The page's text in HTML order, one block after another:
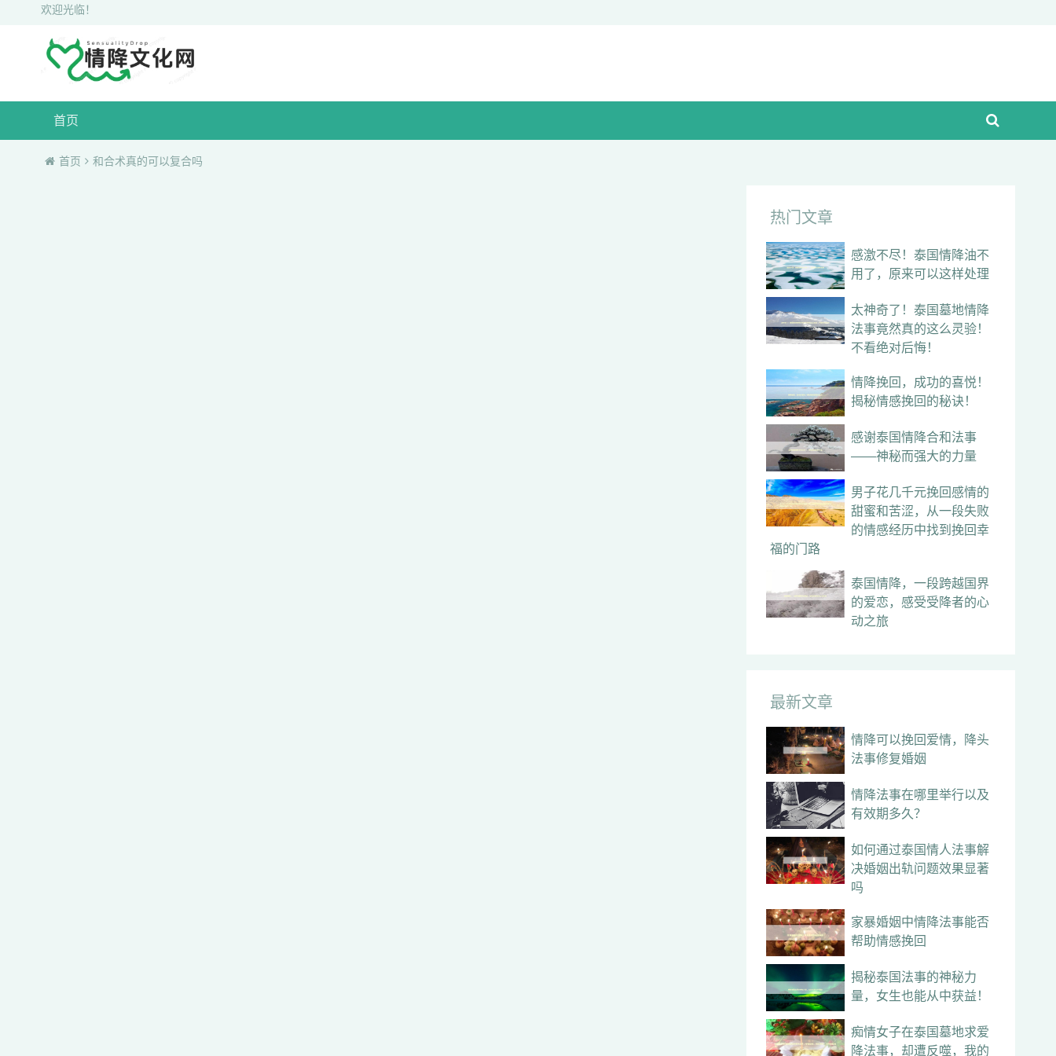
欢迎光临！
首页
首页 和合术真的可以复合吗
热门文章
感激不尽！泰国情降油不
用了，原来可以这样处理
太神奇了！泰国墓地情降
法事竟然真的这么灵验！
不看绝对后悔！
情降挽回，成功的喜悦！
揭秘情感挽回的秘诀！
感谢泰国情降合和法事
——神秘而强大的力量
男子花几千元挽回感情的
甜蜜和苦涩，从一段失败
的情感经历中找到挽回幸
福的门路
泰国情降，一段跨越国界
的爱恋，感受受降者的心
动之旅
最新文章
情降可以挽回爱情，降头
法事修复婚姻
情降法事在哪里举行以及
有效期多久？
如何通过泰国情人法事解
决婚姻出轨问题效果显著
吗
家暴婚姻中情降法事能否
帮助情感挽回
揭秘泰国法事的神秘力
量，女生也能从中获益！
痴情女子在泰国墓地求爱
降法事，却遭反噬，我的